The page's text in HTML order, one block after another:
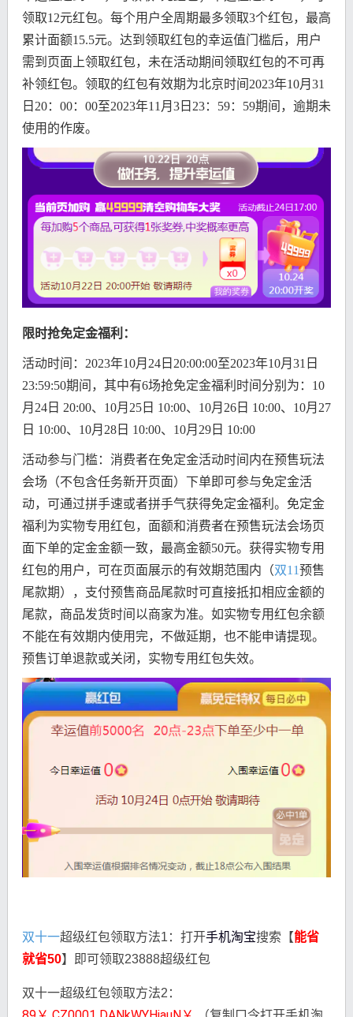
领取12元红包。每个用户全周期最多领取3个红包，最高
累计面额15.5元。达到领取红包的幸运值门槛后，用户
需到页面上领取红包，未在活动期间领取红包的不可再
补领红包。领取的红包有效期为北京时间2023年10月31
日20：00：00至2023年11月3日23：59：59期间，逾期未
使用的作废。
限时抢免定金福利：
活动时间：2023年10月24日20:00:00至2023年10月31日
23:59:50期间，其中有6场抢免定金福利时间分别为：10
月24日 20:00、10月25日 10:00、10月26日 10:00、10月27
日 10:00、10月28日 10:00、10月29日 10:00
活动参与门槛：消费者在免定金活动时间内在预售玩法
会场（不包含任务新开页面）下单即可参与免定金活
动，可通过拼手速或者拼手气获得免定金福利。免定金
福利为实物专用红包，面额和消费者在预售玩法会场页
面下单的定金金额一致，最高金额50元。获得实物专用
红包的用户，可在页面展示的有效期范围内（双11预售
尾款期），支付预售商品尾款时可直接抵扣相应金额的
尾款，商品发货时间以商家为准。如实物专用红包余额
不能在有效期内使用完，不做延期，也不能申请提现。
预售订单退款或关闭，实物专用红包失效。
双十一超级红包领取方法1：打开手机淘宝搜索【能省
就省50】即可领取23888超级红包
双十一超级红包领取方法2：